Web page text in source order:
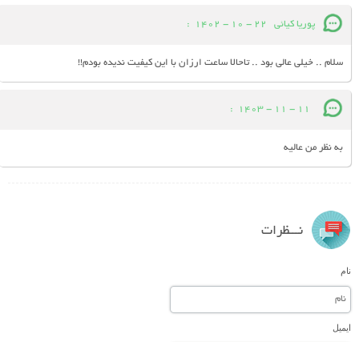
پوریا کیائی 22 - 10 - 1402
:
سلام .. خیلی عالی بود .. تاحالا ساعت ارزان با این کیفیت ندیده بودم!!
11 - 11 - 1403
:
به نظر من عالیه
نـــظرات
نام
ایمیل